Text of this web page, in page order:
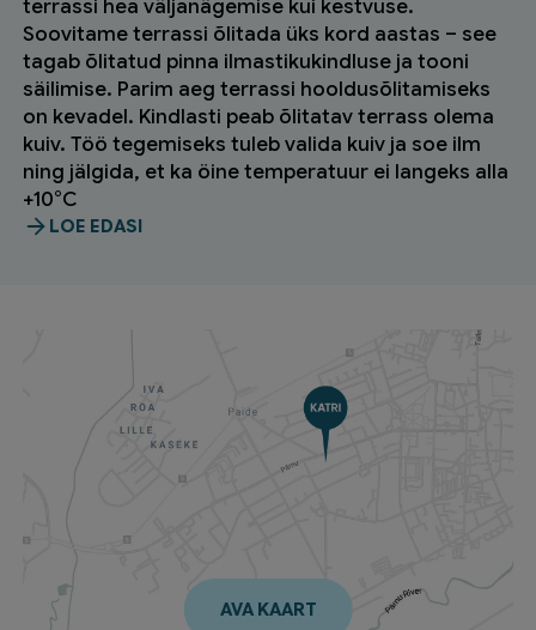
terrassi hea väljanägemise kui kestvuse.
Soovitame terrassi õlitada üks kord aastas – see
tagab õlitatud pinna ilmastikukindluse ja tooni
säilimise. Parim aeg terrassi hooldusõlitamiseks
on kevadel. Kindlasti peab õlitatav terrass olema
kuiv. Töö tegemiseks tuleb valida kuiv ja soe ilm
ning jälgida, et ka öine temperatuur ei langeks alla
+10°C
LOE EDASI
AVA KAART